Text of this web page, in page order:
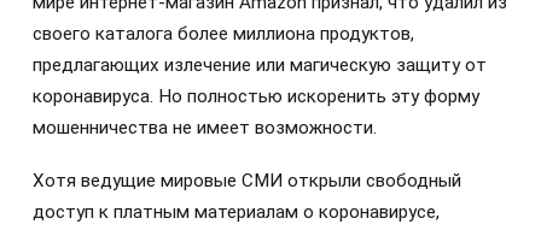
своего каталога более миллиона продуктов,
предлагающих излечение или магическую защиту от
коронавируса. Но полностью искоренить эту форму
мошенничества не имеет возможности.
Хотя ведущие мировые СМИ открыли свободный
доступ к платным материалам о коронавирусе,